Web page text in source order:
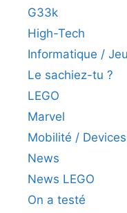
G33k
High-Tech
Informatique /
Le sachiez-tu ?
LEGO
Marvel
Mobilité /
News
News LEGO
On a testé